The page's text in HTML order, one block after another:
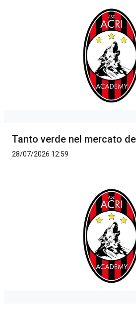
Tanto verde nel mercato
28/07/2026 12:59